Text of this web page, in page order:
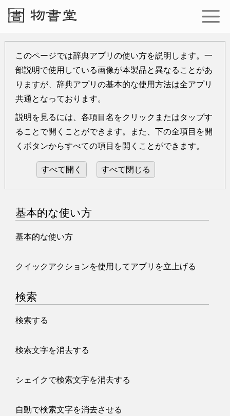
このページでは辞典アプリの使い方を説明します。一
部説明で使用している画像が本製品と異なることがあ
りますが、辞典アプリの基本的な使用方法は全アプリ
共通となっております。
説明を見るには、各項目名をクリックまたはタップす
ることで開くことができます。また、下の全項目を開
くボタンからすべての項目を開くことができます。
すべて開く すべて閉じる
基本的な使い方
基本的な使い方
クイックアクションを使用してアプリを立上げる
検索
検索する
検索文字を消去する
シェイクで検索文字を消去する
自動で検索文字を消去させる